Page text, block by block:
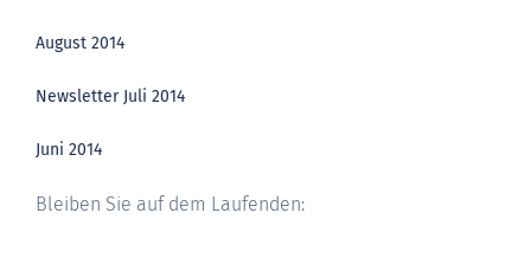
August 2014
Newsletter Juli 2014
Juni 2014
Bleiben Sie auf dem Laufenden: